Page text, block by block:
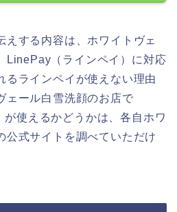
えする内容は、ホワイトヴェ
LinePay（ラインペイ）に対応
るラインペイが使えない理由
ェール白雪洗顔のお店で
使えるかどうかは、各自ホワ
公式サイトを調べていただけ